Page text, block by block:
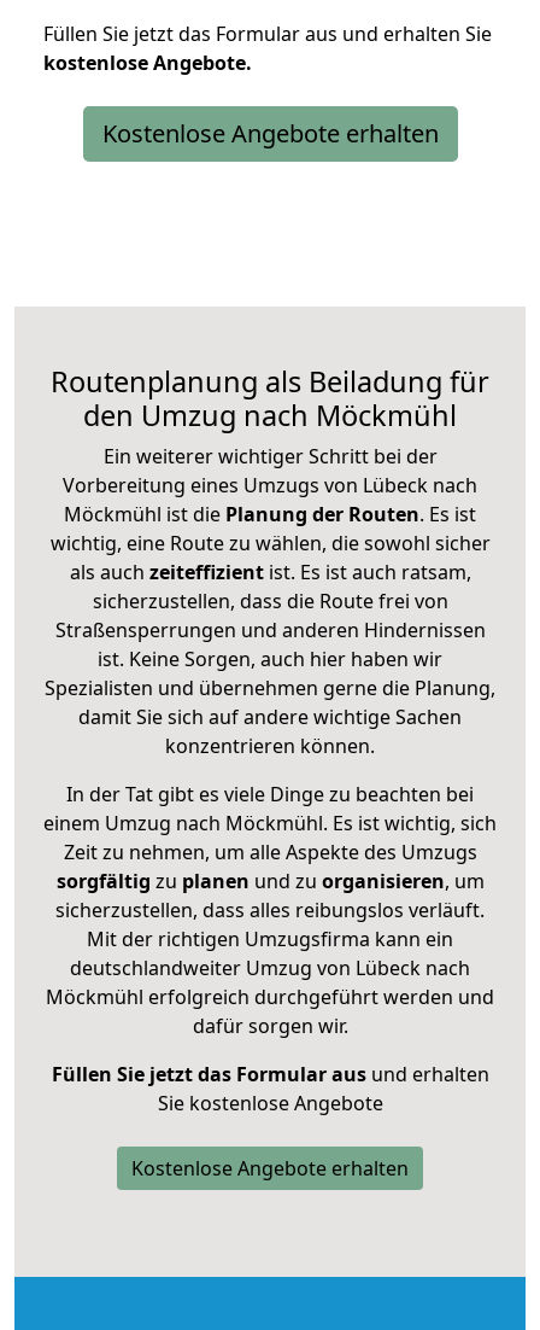
Füllen Sie jetzt das Formular aus und erhalten Sie
kostenloseAngebote.
Kostenlose Angebote erhalten
Routenplanung als Beiladung für
den Umzug nach Möckmühl
Ein weiterer wichtiger Schritt bei der
Vorbereitung eines Umzugs von Lübeck nach
Möckmühl ist die Planung der Routen. Es ist
wichtig, eine Route zu wählen, die sowohl sicher
als auch zeiteffizientist. Es ist auch ratsam,
sicherzustellen, dass die Route frei von
Straßensperrungen und anderen Hindernissen
ist. Keine Sorgen, auch hier haben wir
Spezialisten und übernehmen gerne die Planung,
damit Sie sich auf andere wichtige Sachen
konzentrieren können.
In der Tat gibt es viele Dinge zu beachten bei
einem Umzug nach Möckmühl. Es ist wichtig, sich
Zeit zu nehmen, um alle Aspekte des Umzugs
sorgfältig zu planen und zu organisieren, um
sicherzustellen, dass alles reibungslos verläuft.
Mit der richtigen Umzugsfirma kann ein
deutschlandweiter Umzug von Lübeck nach
Möckmühl erfolgreich durchgeführt werden und
dafür sorgen wir.
Füllen Sie jetzt das Formular ausund erhalten
Sie kostenlose Angebote
Kostenlose Angebote erhalten